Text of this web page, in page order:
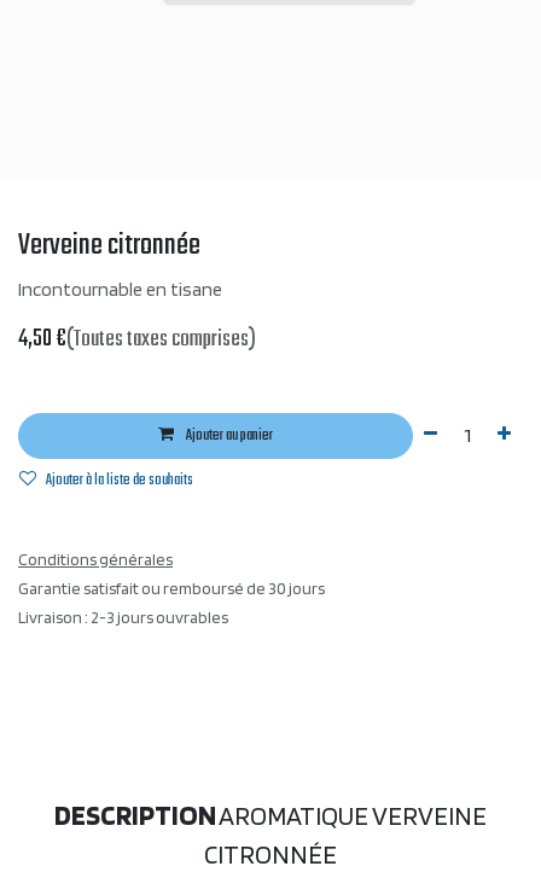
Verveine citronnée
Incontournable en tisane
4,50€(Toutes taxes comprises)
Ajouter au panier
Ajouter à la liste de souhaits
Conditions générales
Garantie satisfait ou remboursé de 30 jours
Livraison : 2-3 jours ouvrables
DESCRIPTIONAROMATIQUE VERVEINE
CITRONNÉE